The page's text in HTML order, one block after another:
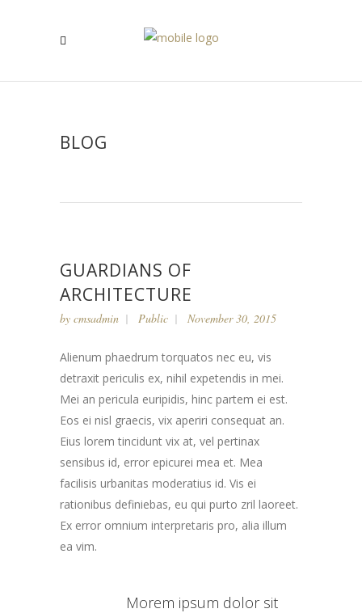
BLOG
GUARDIANS OF
ARCHITECTURE
by cmsadmin Public November 30, 2015
Alienum phaedrum torquatos nec eu, vis
detraxit periculis ex, nihil expetendis in mei.
Mei an pericula euripidis, hinc partem ei est.
Eos ei nisl graecis, vix aperiri consequat an.
Eius lorem tincidunt vix at, vel pertinax
sensibus id, error epicurei mea et. Mea
facilisis urbanitas moderatius id. Vis ei
rationibus definiebas, eu qui purto zril laoreet.
Ex error omnium interpretaris pro, alia illum
ea vim.
Morem ipsum dolor sit